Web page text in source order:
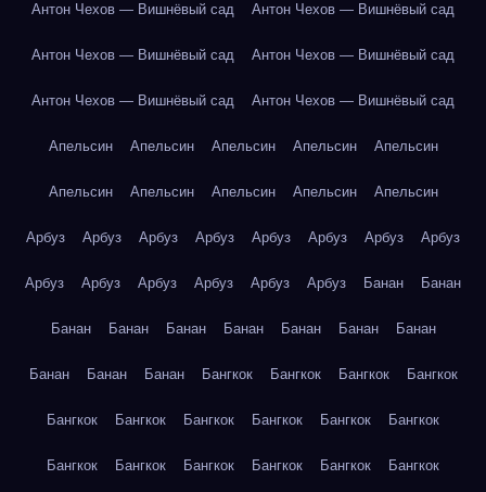
Антон Чехов — Вишнёвый сад Антон Чехов — Вишнёвый сад
Антон Чехов — Вишнёвый сад Антон Чехов — Вишнёвый сад
Антон Чехов — Вишнёвый сад Антон Чехов — Вишнёвый сад
Апельсин Апельсин Апельсин Апельсин Апельсин
Апельсин Апельсин Апельсин Апельсин Апельсин
Арбуз Арбуз Арбуз Арбуз Арбуз Арбуз Арбуз Арбуз
Арбуз Арбуз Арбуз Арбуз Арбуз Арбуз Банан Банан
Банан Банан Банан Банан Банан Банан Банан
Банан Банан Банан Бангкок Бангкок Бангкок Бангкок
Бангкок Бангкок Бангкок Бангкок Бангкок Бангкок
Бангкок Бангкок Бангкок Бангкок Бангкок Бангкок